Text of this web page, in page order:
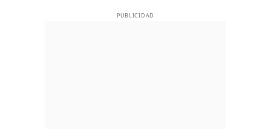
PUBLICIDAD